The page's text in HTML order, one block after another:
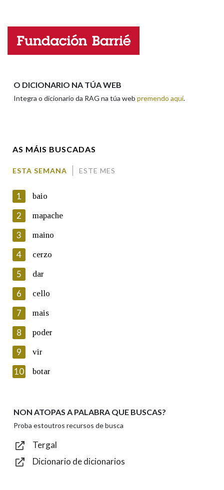
Nome
En cumprimento da normativa vixente en materia de
Protección de Datos de Carácter Persoal, a Real Academia
Galega informa a aqueles usuarios que faciliten o seu correo
electrónico, así como calquera outra información de carácter
persoal, que estes datos serán obxecto de tratamento
automatizado de carácter confidencial e incorporados aos seus
ficheiros informáticos. Así mesmo, os usuarios poderán exercer o
seu dereito de acceso, rectificación, oposición e cancelación dos
seus datos poñéndose en contacto connosco.
Lin e acepto as condicións da política de
Introduce o código que aparece na imaxe:
Texto de verificación
O DICIONARIO NA TÚA WEB
Integra o dicionario da RAG na túa web premendo aquí.
AS MÁIS BUSCADAS
ESTA SEMANA ESTE MES
1 baio
2 mapache
3 maino
4 cerzo
5 dar
6 cello
7 mais
8 poder
9 vir
10 botar
NON ATOPAS A PALABRA QUE BUSCAS?
Proba estoutros recursos de busca
Tergal
Dicionario de dicionarios